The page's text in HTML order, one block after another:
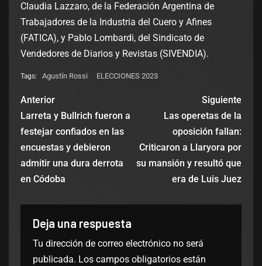
Claudia Lazzaro, de la Federación Argentina de
Trabajadores de la Industria del Cuero y Afines
(FATICA), y Pablo Lombardi, del Sindicato de
Vendedores de Diarios y Revistas (SIVENDIA).
Tags: Agustín Rossi ELECCIONES 2023
Anterior
Larreta y Bullrich fueron a
festejar confiados en las
encuestas y debieron
admitir una dura derrota
en Códoba
Siguiente
Las operetas de la
oposición fallan:
Criticaron a Llaryora por
su mansión y resultó que
era de Luis Juez
Deja una respuesta
Tu dirección de correo electrónico no será
publicada. Los campos obligatorios están